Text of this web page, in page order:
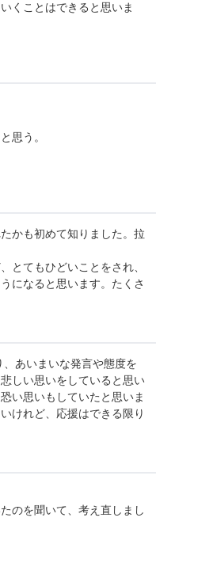
くことはできると思いま
思う。
かも初めて知りました。拉
とてもひどいことをされ、
になると思います。たくさ
あいまいな発言や態度を
しい思いをしていると思い
い思いもしていたと思いま
けれど、応援はできる限り
のを聞いて、考え直しまし